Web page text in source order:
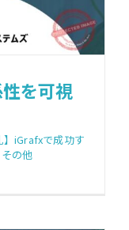
を可視
】iGrafxで成功す
その他